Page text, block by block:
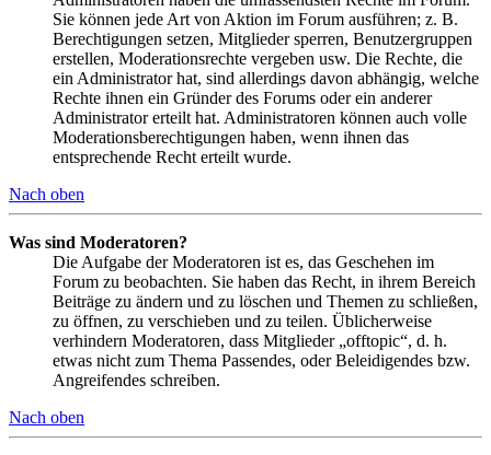
Sie können jede Art von Aktion im Forum ausführen; z. B.
Berechtigungen setzen, Mitglieder sperren, Benutzergruppen
erstellen, Moderationsrechte vergeben usw. Die Rechte, die
ein Administrator hat, sind allerdings davon abhängig, welche
Rechte ihnen ein Gründer des Forums oder ein anderer
Administrator erteilt hat. Administratoren können auch volle
Moderationsberechtigungen haben, wenn ihnen das
entsprechende Recht erteilt wurde.
Nach oben
Was sind Moderatoren?
Die Aufgabe der Moderatoren ist es, das Geschehen im
Forum zu beobachten. Sie haben das Recht, in ihrem Bereich
Beiträge zu ändern und zu löschen und Themen zu schließen,
zu öffnen, zu verschieben und zu teilen. Üblicherweise
verhindern Moderatoren, dass Mitglieder „offtopic“, d. h.
etwas nicht zum Thema Passendes, oder Beleidigendes bzw.
Angreifendes schreiben.
Nach oben